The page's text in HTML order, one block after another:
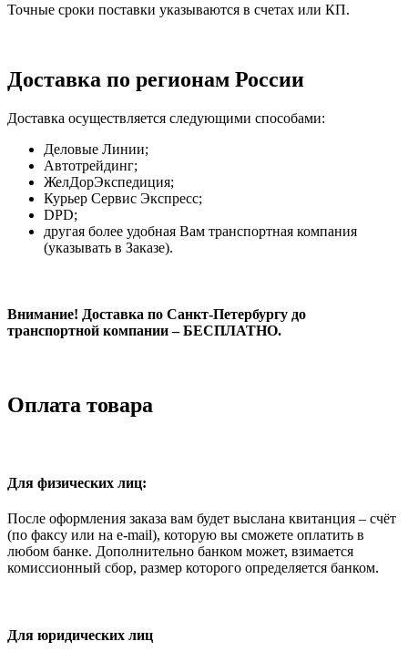
Точные сроки поставки указываются в счетах или КП.
Доставка по регионам России
Доставка осуществляется следующими способами:
Деловые Линии;
Автотрейдинг;
ЖелДорЭкспедиция;
Курьер Сервис Экспресс;
DPD;
другая более удобная Вам транспортная компания
(указывать в Заказе).
Внимание! Доставка по Санкт-Петербургу до
транспортной компании – БЕСПЛАТНО.
Оплата товара
Для физических лиц:
После оформления заказа вам будет выслана квитанция – счёт
(по факсу или на e-mail), которую вы сможете оплатить в
любом банке. Дополнительно банком может, взимается
комиссионный сбор, размер которого определяется банком.
Для юридических лиц